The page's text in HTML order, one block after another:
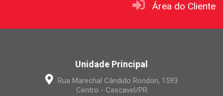
Área do Cliente
Unidade Principal
Rua Marechal Cândido Rondon, 1593
Centro - Cascavel/PR